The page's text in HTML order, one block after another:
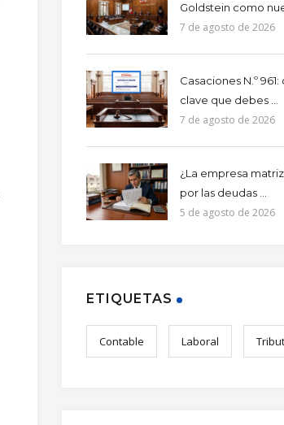
Goldstein como
7 de agosto de 2026
Casaciones N.º
clave que debes ...
7 de agosto de 2026
¿La empresa
por las deudas ...
5 de agosto de 2026
ETIQUETAS
Contable Laboral